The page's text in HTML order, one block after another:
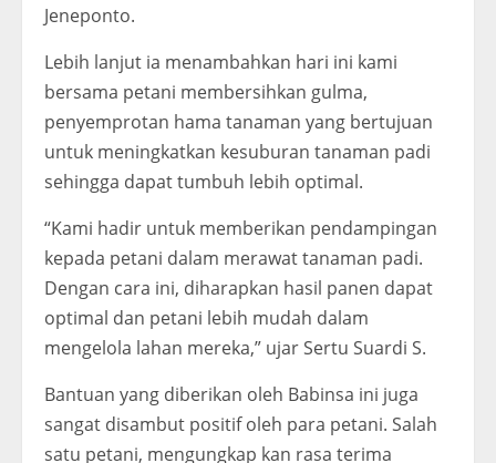
Jeneponto.
Lebih lanjut ia menambahkan hari ini kami
bersama petani membersihkan gulma,
penyemprotan hama tanaman yang bertujuan
untuk meningkatkan kesuburan tanaman padi
sehingga dapat tumbuh lebih optimal.
“Kami hadir untuk memberikan pendampingan
kepada petani dalam merawat tanaman padi.
Dengan cara ini, diharapkan hasil panen dapat
optimal dan petani lebih mudah dalam
mengelola lahan mereka,” ujar Sertu Suardi S.
Bantuan yang diberikan oleh Babinsa ini juga
sangat disambut positif oleh para petani. Salah
satu petani, mengungkap kan rasa terima